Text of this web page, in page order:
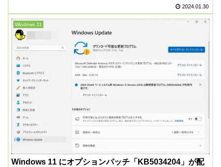
2024.01.30
Windows 11
Windows 11 にオプションパッチ「KB5034204」が配